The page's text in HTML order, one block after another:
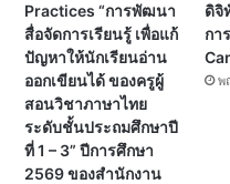
Practices “การพัฒนา
สื่อจัดการเรียนรู้ เพื่อแก้
ปัญหาให้นักเรียนอ่าน
ออกเขียนได้ ของครูผู้
สอนวิชาภาษาไทย
ระดับชั้นประถมศึกษาปี
ที่ 1 – 3” ปีการศึกษา
2569 ของสำนักงาน
ดิจิ
กา
พ